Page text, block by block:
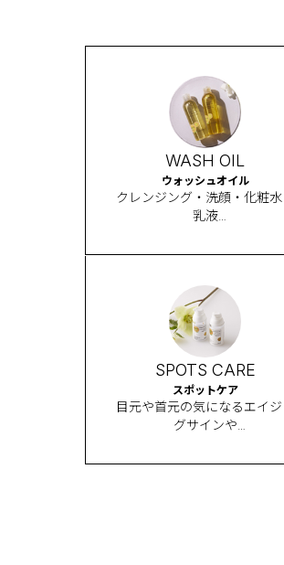
WASH OIL
ウォッシュオイル
クレンジング・洗顔・化粧水
乳液
SPOTS CARE
スポットケア
目元や首元の気になるエイジ
グサインや
中ケア